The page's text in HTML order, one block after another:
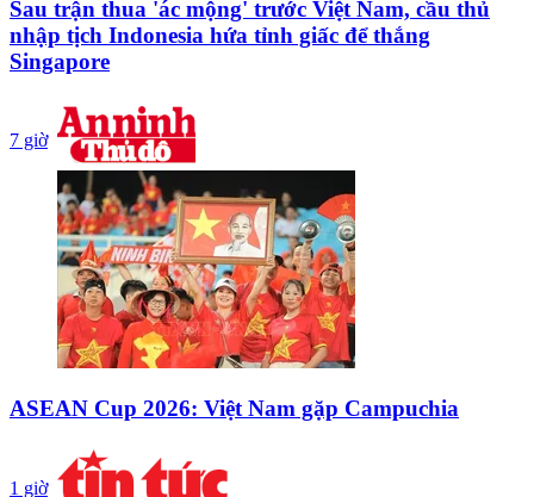
Sau trận thua 'ác mộng' trước Việt Nam, cầu thủ
nhập tịch Indonesia hứa tỉnh giấc để thắng
Singapore
7 giờ
ASEAN Cup 2026: Việt Nam gặp Campuchia
1 giờ